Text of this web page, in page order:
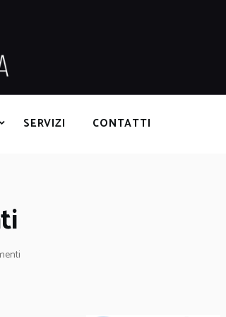
SERVIZI CONTATTI